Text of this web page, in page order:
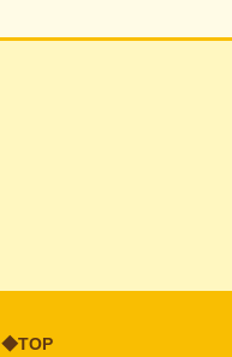
◆TOP